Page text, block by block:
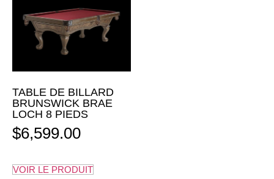
TABLE DE BILLARD
BRUNSWICK BRAE
LOCH 8 PIEDS
$6,599.00
VOIR LE PRODUIT